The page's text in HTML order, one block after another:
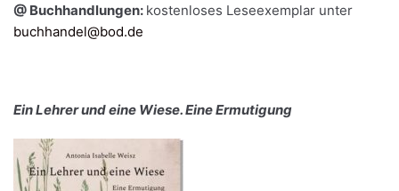
@ Buchhandlungen: kostenloses Leseexemplar unter
buchhandel@bod.de
Ein Lehrer und eine Wiese. Eine Ermutigung